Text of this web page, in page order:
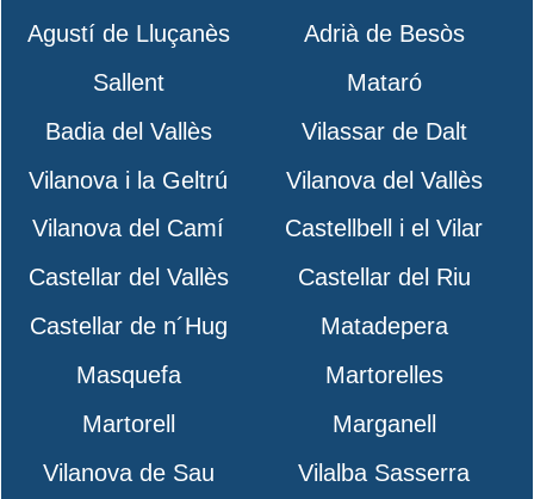
Agustí de Lluçanès
Adrià de Besòs
Sallent
Mataró
Badia del Vallès
Vilassar de Dalt
Vilanova i la Geltrú
Vilanova del Vallès
Vilanova del Camí
Castellbell i el Vilar
Castellar del Vallès
Castellar del Riu
Castellar de n´Hug
Matadepera
Masquefa
Martorelles
Martorell
Marganell
Vilanova de Sau
Vilalba Sasserra